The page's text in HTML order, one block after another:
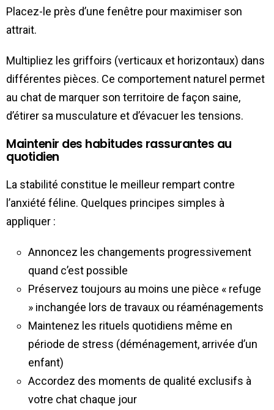
Placez-le près d’une fenêtre pour maximiser son
attrait.
Multipliez les griffoirs (verticaux et horizontaux) dans
différentes pièces. Ce comportement naturel permet
au chat de marquer son territoire de façon saine,
d’étirer sa musculature et d’évacuer les tensions.
Maintenir des habitudes rassurantes au
quotidien
La stabilité constitue le meilleur rempart contre
l’anxiété féline. Quelques principes simples à
appliquer :
Annoncez les changements progressivement
quand c’est possible
Préservez toujours au moins une pièce « refuge
» inchangée lors de travaux ou réaménagements
Maintenez les rituels quotidiens même en
période de stress (déménagement, arrivée d’un
enfant)
Accordez des moments de qualité exclusifs à
votre chat chaque jour